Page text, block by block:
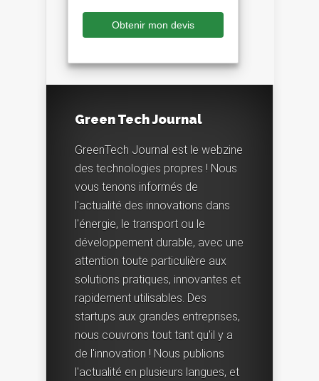
Green Tech Journal
GreenTech Journal est le webzine
des technologies propres ! Nous
vous tenons informés de
l'actualité des innovations dans
l'énergie, le transport ou le
développement durable, avec une
attention toute particulière aux
solutions pratiques, innovantes et
rapidement utilisables. Des
startups aux grandes entreprises,
nous couvrons tout tant qu'il y a
de l'innovation ! Nous publions
l'actualité en plusieurs langues, et